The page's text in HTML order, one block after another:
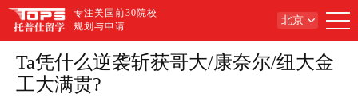
专注美国前30院校
规划与申请
北京
Ta凭什么逆袭斩获哥大/康奈尔/纽大金
工大满贯?